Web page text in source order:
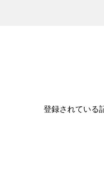
登録されている